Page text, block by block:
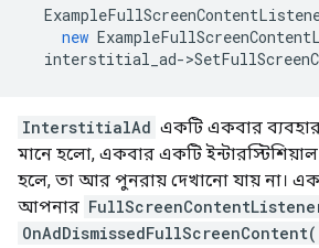
new
interstitial_ad->
InterstitialAd একটি একবার
মানে হলো, একবার একটি
হলে, তা আর পুনরায় দেখানো যায় না।
আপনার